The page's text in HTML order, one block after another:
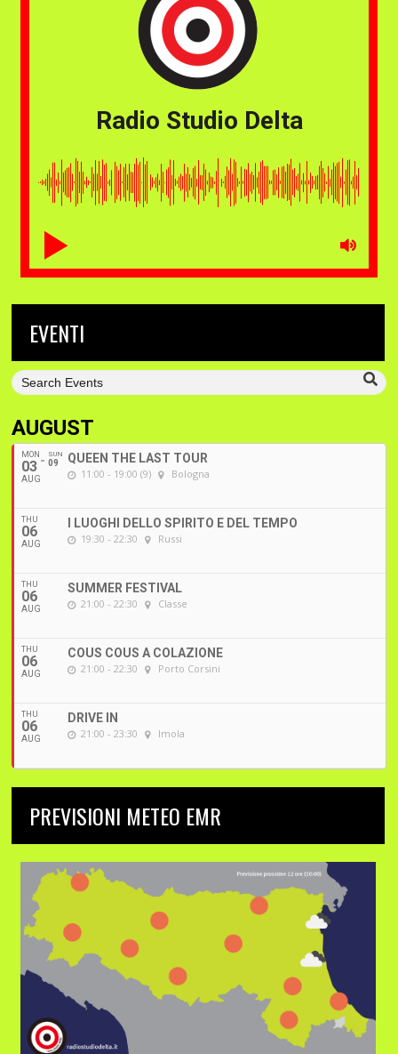
Radio Studio Delta
EVENTI
AUGUST
MON
03
AUG
SUN
09 QUEEN THE LAST TOUR
11:00 - 19:00 (9) Bologna
THU
06
AUG
I LUOGHI DELLO SPIRITO E DEL TEMPO
19:30 - 22:30 Russi
THU
06
AUG
SUMMER FESTIVAL
21:00 - 22:30 Classe
THU
06
AUG
COUS COUS A COLAZIONE
21:00 - 22:30 Porto Corsini
THU
06
AUG
DRIVE IN
21:00 - 23:30 Imola
PREVISIONI METEO EMR